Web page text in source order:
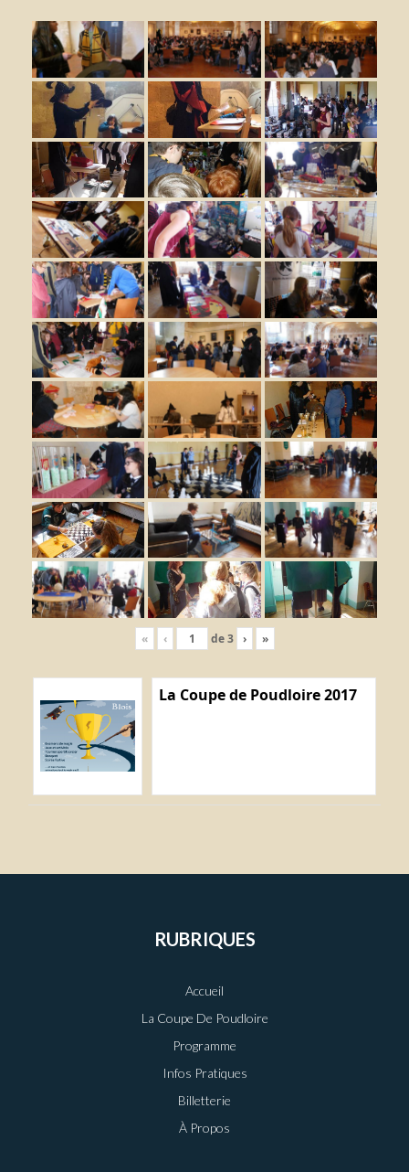
« ‹ de3 › »
La Coupe de Poudloire 2017
RUBRIQUES
Accueil
La Coupe De Poudloire
Programme
Infos Pratiques
Billetterie
À Propos